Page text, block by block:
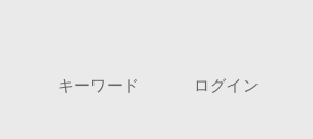
キーワード ログイン